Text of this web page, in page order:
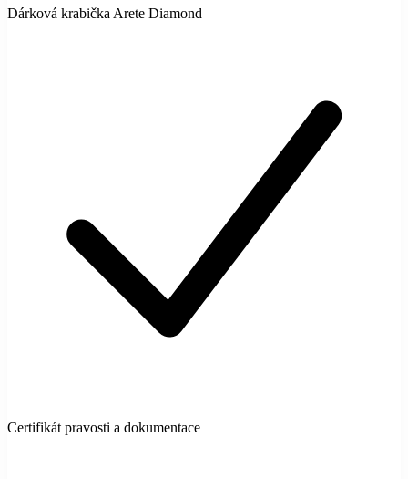
Dárková krabička Arete Diamond
Certifikát pravosti a dokumentace